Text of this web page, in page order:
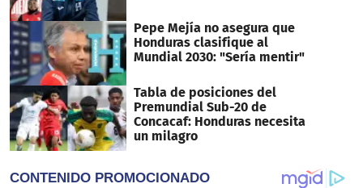
Pepe Mejía no asegura que
Honduras clasifique al
Mundial 2030: "Sería mentir"
Tabla de posiciones del
Premundial Sub-20 de
Concacaf: Honduras necesita
un milagro